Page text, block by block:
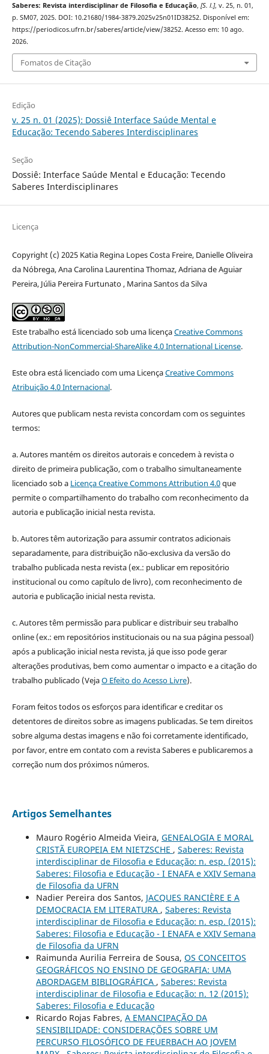
Saberes: Revista interdisciplinar de Filosofia e Educação, [S. l.], v. 25, n. 01,
p. SM07, 2025. DOI: 10.21680/1984-3879.2025v25n01ID38252. Disponível em:
https://periodicos.ufrn.br/saberes/article/view/38252. Acesso em: 10 ago.
2026.
Fomatos de Citação
Edição
v. 25 n. 01 (2025): Dossiê Interface Saúde Mental e
Educação: Tecendo Saberes Interdisciplinares
Seção
Dossiê: Interface Saúde Mental e Educação: Tecendo
Saberes Interdisciplinares
Licença
Copyright (c) 2025 Katia Regina Lopes Costa Freire, Danielle Oliveira
da Nóbrega, Ana Carolina Laurentina Thomaz, Adriana de Aguiar
Pereira, Júlia Pereira Furtunato , Marina Santos da Silva
Este trabalho está licenciado sob uma licençaCreative Commons
Attribution-NonCommercial-ShareAlike 4.0 International License.
Este obra está licenciado com uma LicençaCreative Commons
Atribuição 4.0 Internacional.
Autores que publicam nesta revista concordam com os seguintes
termos:
a. Autores mantém os direitos autorais e concedem à revista o
direito de primeira publicação, com o trabalho simultaneamente
licenciado sob a Licença Creative Commons Attribution 4.0que
permite o compartilhamento do trabalho com reconhecimento da
autoria e publicação inicial nesta revista.
b. Autores têm autorização para assumir contratos adicionais
separadamente, para distribuição não-exclusiva da versão do
trabalho publicada nesta revista (ex.: publicar em repositório
institucional ou como capítulo de livro), com reconhecimento de
autoria e publicação inicial nesta revista.
c. Autores têm permissão para publicar e distribuir seu trabalho
online (ex.: em repositórios institucionais ou na sua página pessoal)
após a publicação inicial nesta revista, já que isso pode gerar
alterações produtivas, bem como aumentar o impacto e a citação do
trabalho publicado (VejaO Efeito do Acesso Livre).
Foram feitos todos os esforços para identificar e creditar os
detentores de direitos sobre as imagens publicadas. Se tem direitos
sobre alguma destas imagens e não foi corretamente identificado,
por favor, entre em contato com a revista Saberes e publicaremos a
correção num dos próximos números.
Artigos Semelhantes
Mauro Rogério Almeida Vieira, GENEALOGIA E MORAL
CRISTÃ EUROPEIA EM NIETZSCHE , Saberes: Revista
interdisciplinar de Filosofia e Educação: n. esp. (2015):
Saberes: Filosofia e Educação - I ENAFA e XXIV Semana
de Filosofia da UFRN
Nadier Pereira dos Santos, JACQUES RANCIÈRE E A
DEMOCRACIA EM LITERATURA , Saberes: Revista
interdisciplinar de Filosofia e Educação: n. esp. (2015):
Saberes: Filosofia e Educação - I ENAFA e XXIV Semana
de Filosofia da UFRN
Raimunda Aurilia Ferreira de Sousa, OS CONCEITOS
GEOGRÁFICOS NO ENSINO DE GEOGRAFIA: UMA
ABORDAGEM BIBLIOGRÁFICA , Saberes: Revista
interdisciplinar de Filosofia e Educação: n. 12 (2015):
Saberes: Filosofia e Educação
Ricardo Rojas Fabres, A EMANCIPAÇÃO DA
SENSIBILIDADE: CONSIDERAÇÕES SOBRE UM
PERCURSO FILOSÓFICO DE FEUERBACH AO JOVEM